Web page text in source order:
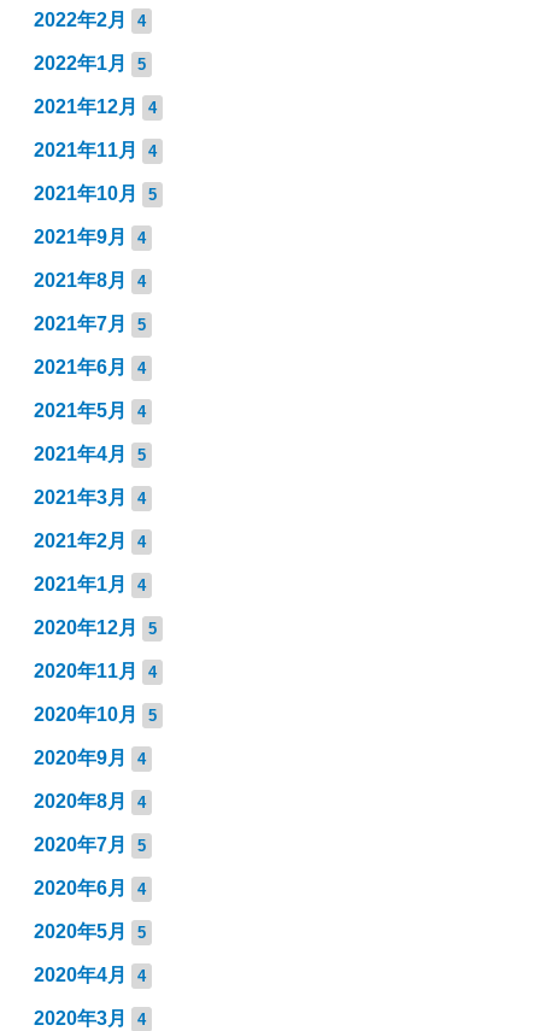
2022年2月 4
2022年1月 5
2021年12月 4
2021年11月 4
2021年10月 5
2021年9月 4
2021年8月 4
2021年7月 5
2021年6月 4
2021年5月 4
2021年4月 5
2021年3月 4
2021年2月 4
2021年1月 4
2020年12月 5
2020年11月 4
2020年10月 5
2020年9月 4
2020年8月 4
2020年7月 5
2020年6月 4
2020年5月 5
2020年4月 4
2020年3月 4